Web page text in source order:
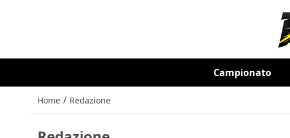
Campionato
Home / Redazione